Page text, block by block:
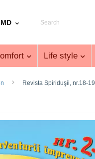
Life style
Revista Spiriduşii, nr.18-19